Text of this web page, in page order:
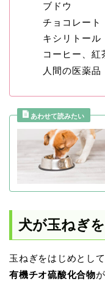
ブドウ
チョコレート
キシリトール
コーヒー、紅
人間の医薬
犬が玉ねぎ
玉ねぎをはじめとし
有機チオ硫酸化合物